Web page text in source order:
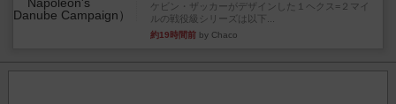
ケビン・ザッカーがデザインした１ヘクス=２マイ
ルの戦役級シリーズは以下...
約19時間前 by Chaco